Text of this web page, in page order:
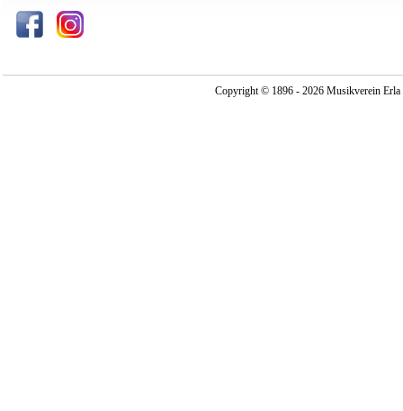
Copyright © 1896 - 2026 Musikverein Erla